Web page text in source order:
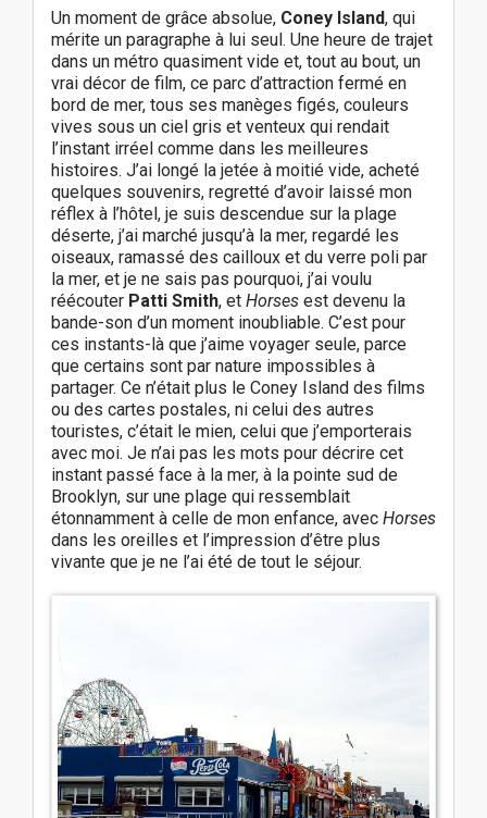
Un moment de grâce absolue, Coney Island, qui
mérite un paragraphe à lui seul. Une heure de trajet
dans un métro quasiment vide et, tout au bout, un
vrai décor de film, ce parc d’attraction fermé en
bord de mer, tous ses manèges figés, couleurs
vives sous un ciel gris et venteux qui rendait
l’instant irréel comme dans les meilleures
histoires. J’ai longé la jetée à moitié vide, acheté
quelques souvenirs, regretté d’avoir laissé mon
réflex à l’hôtel, je suis descendue sur la plage
déserte, j’ai marché jusqu’à la mer, regardé les
oiseaux, ramassé des cailloux et du verre poli par
la mer, et je ne sais pas pourquoi, j’ai voulu
réécouter Patti Smith, et Horses est devenu la
bande-son d’un moment inoubliable. C’est pour
ces instants-là que j’aime voyager seule, parce
que certains sont par nature impossibles à
partager. Ce n’était plus le Coney Island des films
ou des cartes postales, ni celui des autres
touristes, c’était le mien, celui que j’emporterais
avec moi. Je n’ai pas les mots pour décrire cet
instant passé face à la mer, à la pointe sud de
Brooklyn, sur une plage qui ressemblait
étonnamment à celle de mon enfance, avec Horses
dans les oreilles et l’impression d’être plus
vivante que je ne l’ai été de tout le séjour.